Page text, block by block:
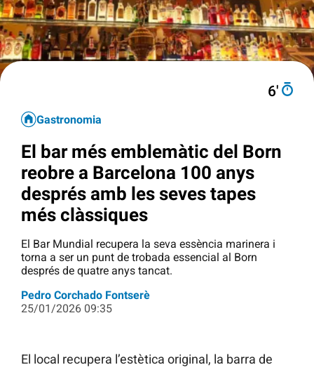
6′
Gastronomia
El bar més emblemàtic del Born
reobre a Barcelona 100 anys
després amb les seves tapes
més clàssiques
El Bar Mundial recupera la seva essència marinera i
torna a ser un punt de trobada essencial al Born
després de quatre anys tancat.
Pedro Corchado Fontserè
25/01/2026 09:35
El local recupera l’estètica original, la barra de